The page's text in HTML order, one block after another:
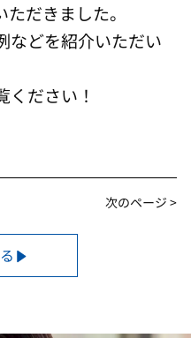
だきました。
などを紹介いただい
ください！
次のページ >